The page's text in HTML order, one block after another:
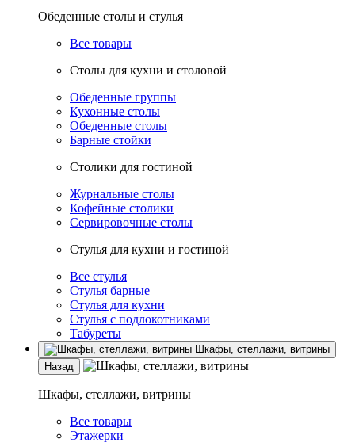
Обеденные столы и стулья
Все товары
Столы для кухни и столовой
Обеденные группы
Кухонные столы
Обеденные столы
Барные стойки
Столики для гостиной
Журнальные столы
Кофейные столики
Сервировочные столы
Стулья для кухни и гостиной
Все стулья
Стулья барные
Стулья для кухни
Стулья с подлокотниками
Табуреты
Шкафы, стеллажи, витрины
Назад
Шкафы, стеллажи, витрины
Все товары
Этажерки